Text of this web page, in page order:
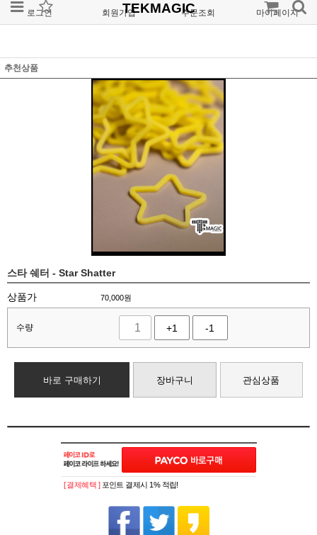
로그인 회원가입 주문조회 마이페이지
TEKMAGIC
추천상품
스타 쉐터 - Star Shatter
상품가 70,000원
수량 +1 -1
바로 구매하기 장바구니 관심상품
[ 결제혜택 ] 포인트 결제시 1% 적립!